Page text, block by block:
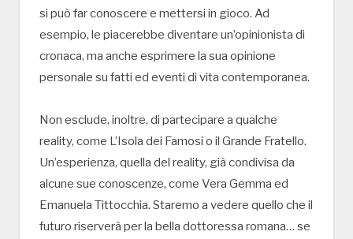
si può far conoscere e mettersi in gioco. Ad
esempio, le piacerebbe diventare un’opinionista di
cronaca, ma anche esprimere la sua opinione
personale su fatti ed eventi di vita contemporanea.
Non esclude, inoltre, di partecipare a qualche
reality, come L’Isola dei Famosi o il Grande Fratello.
Un’esperienza, quella del reality, già condivisa da
alcune sue conoscenze, come Vera Gemma ed
Emanuela Tittocchia. Staremo a vedere quello che il
futuro riserverà per la bella dottoressa romana… se